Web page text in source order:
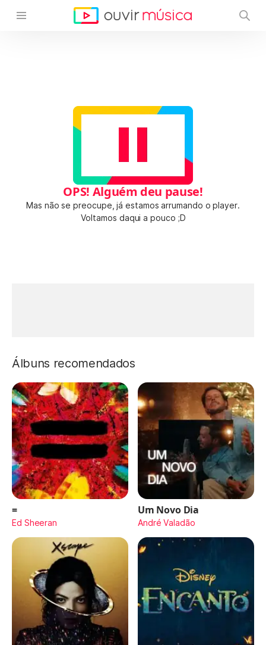
OPS! Alguém deu pause!
Mas não se preocupe, já estamos arrumando o player.
Voltamos daqui a pouco ;D
Álbuns recomendados
=
Ed Sheeran
Um Novo Dia
André Valadão